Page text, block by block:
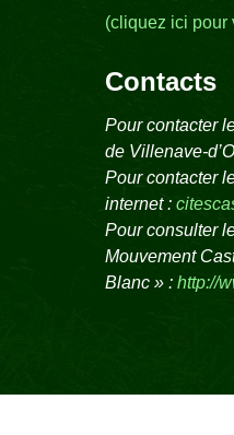
(cliquez ici pour
Contacts
Pour contacter
de Villenave-
Pour contacter
internet :
Pour consulter
Mouvement
Blanc » :http://